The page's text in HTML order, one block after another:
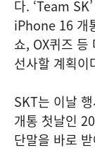
다. ‘Team
iPhone 16 개
쇼, OX퀴즈 등
선사할 계획이
SKT는 이날
개통 첫날인
단말을 바로